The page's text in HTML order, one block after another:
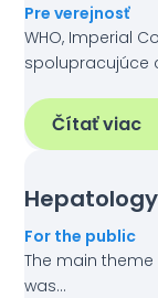
Pre verejnosť
WHO, Imperial
spolupracujúce
Čítať viac
For the public
The main
was…